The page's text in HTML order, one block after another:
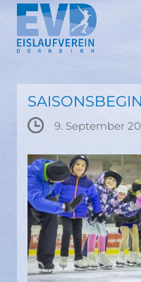
Springe
zum
Inhalt
9. September